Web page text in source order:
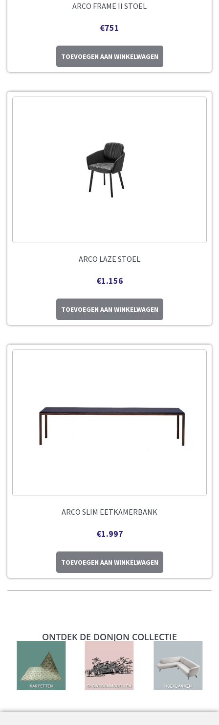
ARCO FRAME II STOEL
€751
TOEVOEGEN AAN WINKELWAGEN
ARCO LAZE STOEL
€1.156
TOEVOEGEN AAN WINKELWAGEN
ARCO SLIM EETKAMERBANK
€1.997
TOEVOEGEN AAN WINKELWAGEN
ONTDEK DE DONJON COLLECTIE